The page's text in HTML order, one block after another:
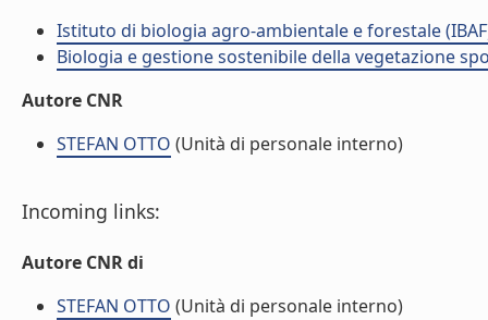
Istituto di biologia agro-ambientale e forestale
Biologia e gestione sostenibile della vegetazione
Autore CNR
STEFAN OTTO (Unità di personale interno)
Incoming links:
Autore CNR di
STEFAN OTTO (Unità di personale interno)